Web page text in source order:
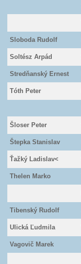
Sloboda Rudolf
Soltész Arpád
Stredňanský Ernest
Tóth Peter
Šloser Peter
Štepka Stanislav
Ťažký Ladislav<
Thelen Marko
Tibenský Rudolf
Ulická Ľudmila
Vagovič Marek